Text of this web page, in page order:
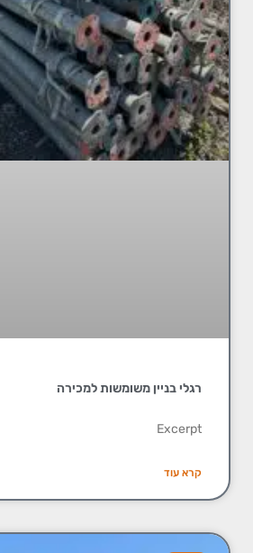
רגלי בניין משומשות למכירה
Excerpt
קרא עוד